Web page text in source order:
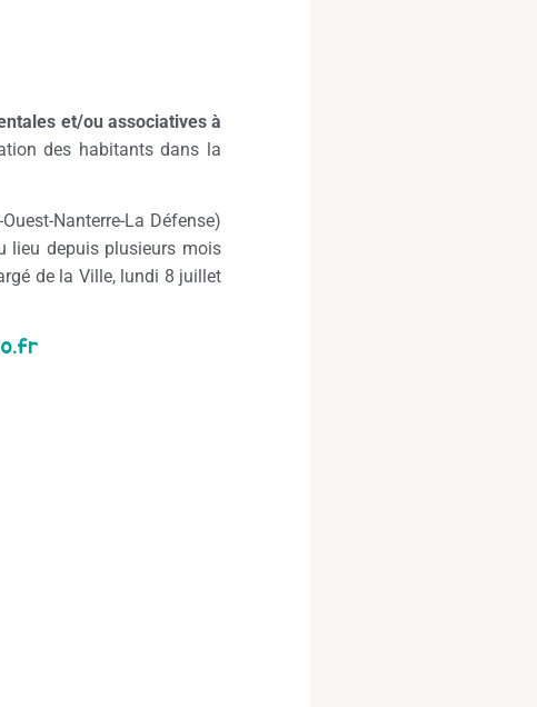
et/ou associatives à
des habitants dans la
Nanterre-La Défense)
lieu depuis plusieurs mois
de la Ville, lundi 8 juillet